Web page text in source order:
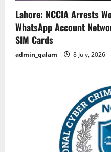
Lahore: NCCIA Arrests
WhatsApp Account
SIM Cards
admin_qalam 8 July, 2026